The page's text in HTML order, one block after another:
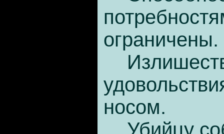
ограничены.
носом.